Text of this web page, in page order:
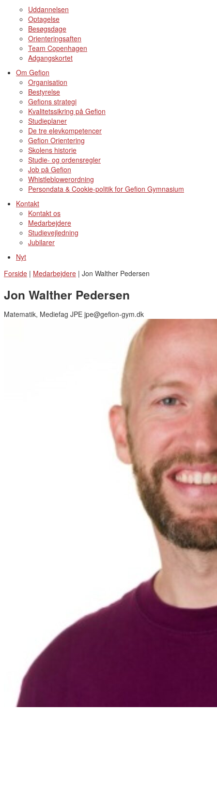
Uddannelsen
Optagelse
Besøgsdage
Orienteringsaften
Team Copenhagen
Adgangskortet
Om Gefion
Organisation
Bestyrelse
Gefions strategi
Kvalitetssikring på Gefion
Studieplaner
De tre elevkompetencer
Gefion Orientering
Skolens historie
Studie- og ordensregler
Job på Gefion
Whistleblowerordning
Persondata & Cookie-politik for Gefion Gymnasium
Kontakt
Kontakt os
Medarbejdere
Studievejledning
Jubilarer
Nyt
Forside | Medarbejdere | Jon Walther Pedersen
Jon Walther Pedersen
Matematik, Mediefag JPE jpe@gefion-gym.dk